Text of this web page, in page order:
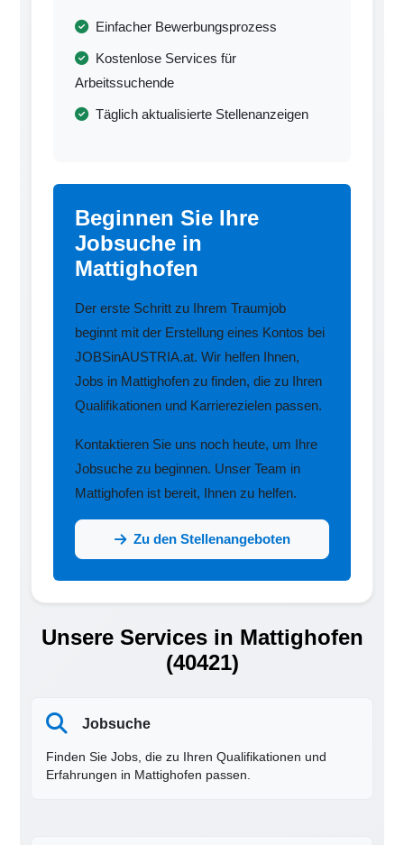
Einfacher Bewerbungsprozess
Kostenlose Services für
Arbeitssuchende
Täglich aktualisierte Stellenanzeigen
Beginnen Sie Ihre
Jobsuche in
Mattighofen
Der erste Schritt zu Ihrem Traumjob
beginnt mit der Erstellung eines Kontos bei
JOBSinAUSTRIA.at. Wir helfen Ihnen,
Jobs in Mattighofen zu finden, die zu Ihren
Qualifikationen und Karrierezielen passen.
Kontaktieren Sie uns noch heute, um Ihre
Jobsuche zu beginnen. Unser Team in
Mattighofen ist bereit, Ihnen zu helfen.
Zu den Stellenangeboten
Unsere Services in Mattighofen
(40421)
Jobsuche
Finden Sie Jobs, die zu Ihren Qualifikationen und
Erfahrungen in Mattighofen passen.